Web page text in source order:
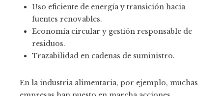
Uso eficiente de energía y transición hacia
fuentes renovables.
Economía circular y gestión responsable de
residuos.
Trazabilidad en cadenas de suministro.
En la industria alimentaria, por ejemplo, muchas